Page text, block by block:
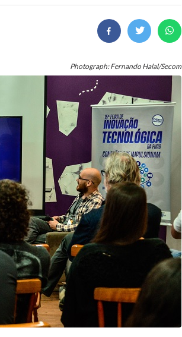
Photograph: Fernando Halal/Secom